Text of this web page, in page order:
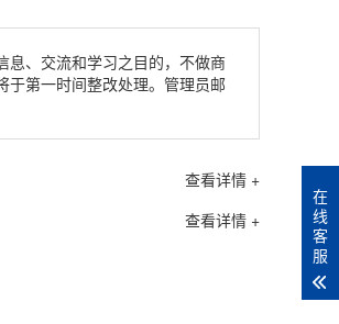
息、交流和学习之目的，不做商
于第一时间整改处理。管理员邮
查看详情 +
查看详情 +
在
线
客
服